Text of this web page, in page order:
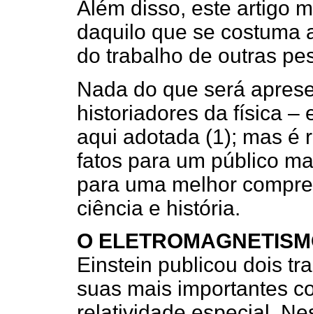
Além disso, este artigo
daquilo que se costuma
do trabalho de outras
Nada do que será
historiadores da física –
aqui adotada (1); mas é
fatos para um público
para uma melhor
ciência e história.
O
Einstein publicou dois
suas mais importantes